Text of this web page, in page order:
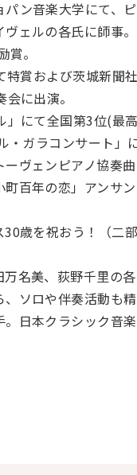
ン音楽大学にて、ピ
ェルの各氏に師事。
。
賞および茨城新聞社
に出演。
にて全国第3位(最高
ガラコンサート」
ヴェンピアノ協奏曲
百年の恋」アンサン
30歳を祝おう！（二
名美、荻野千里の各
ソロや伴奏活動も精
日本クラシック音楽